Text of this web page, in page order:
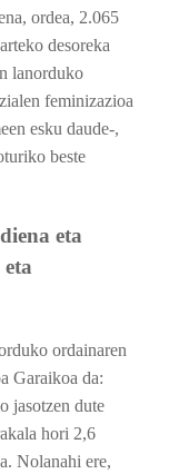
ordea, 2.065
desoreka
lanorduko
feminizazioa
esku daude-,
beste
eta
ordainaren
Garaikoa da:
jasotzen dute
hori 2,6
Nolanahi ere,